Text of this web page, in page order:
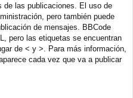
de las publicaciones. El uso de
pero también puede
de mensajes. BBCode
pero las etiquetas se encuentran
de < y >. Para más información,
cada vez que va a publicar